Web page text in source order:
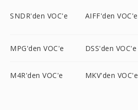
SNDR'den VOC'e AIFF'den VOC'e
MPG'den VOC'e DSS'den VOC'e
M4R'den VOC'e MKV'den VOC'e